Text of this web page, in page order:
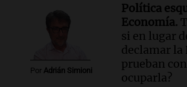
Por Adrián Simioni
Política
Economía.
si en lugar
declamar la
prueban con
ocuparla?